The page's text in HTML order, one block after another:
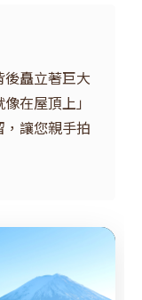
矗立著巨大
在屋頂上」
讓您親手拍